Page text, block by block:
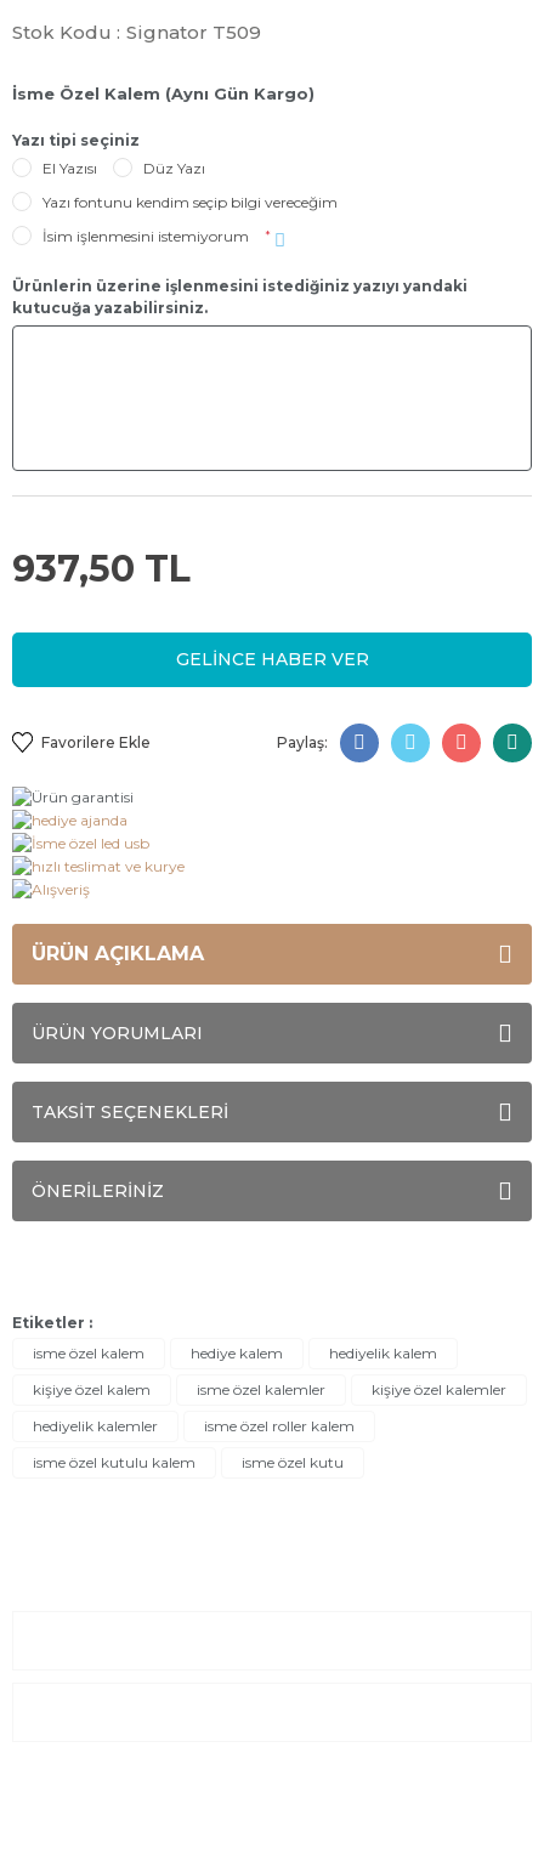
Stok Kodu : Signator T509
İsme Özel Kalem (Aynı Gün Kargo)
Yazı tipi seçiniz
El Yazısı
Düz Yazı
Yazı fontunu kendim seçip bilgi vereceğim
İsim işlenmesini istemiyorum
*
Ürünlerin üzerine işlenmesini istediğiniz yazıyı yandaki
kutucuğa yazabilirsiniz.
937,50 TL
GELİNCE HABER VER
Paylaş:
ÜRÜN AÇIKLAMA
ÜRÜN YORUMLARI
TAKSİT SEÇENEKLERİ
ÖNERİLERİNİZ
Etiketler :
isme özel kalem
hediye kalem
hediyelik kalem
kişiye özel kalem
isme özel kalemler
kişiye özel kalemler
hediyelik kalemler
isme özel roller kalem
isme özel kutulu kalem
isme özel kutu